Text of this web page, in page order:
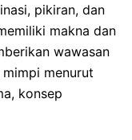
pikiran, dan
makna dan
wawasan
menurut
konsep